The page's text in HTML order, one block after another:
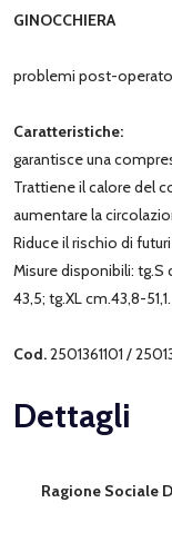
GINOCCHIERA
problemi post-
Caratteristiche:
garantisce una
Trattiene il calore del
aumentare la
Riduce il rischio di
Misure disponibili: tg.S
43,5; tg.XL cm.43,8-51,1.
Cod.2501361101 /
Dettagli
Ragione Sociale